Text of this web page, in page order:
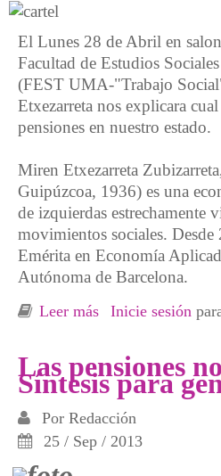
El Lunes 28 de Abril en
Facultad de Estudios
(FEST UMA-"Trabajo
Etxezarreta nos explicara
pensiones en nuestro estado.
Miren Etxezarreta
Guipúzcoa, 1936) es una
de izquierdas estrechamente
movimientos sociales. Desde
Emérita en Economía
Autónoma de Barcelona.
Leer más sobre
Inicie sesión
Las pensiones
Síntesis para
Por Redacción
25 / Sep / 2013